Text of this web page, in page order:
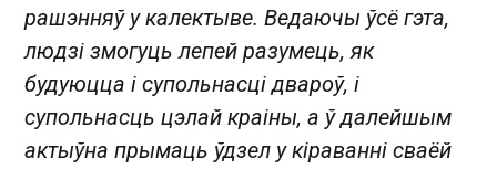
рашэнняў у калектыве. Ведаючы ўсё гэта,
людзі змогуць лепей разумець, як
будуюцца і супольнасці двароў, і
супольнасць цэлай краіны, а ў далейшым
актыўна прымаць ўдзел у кіраванні сваёй